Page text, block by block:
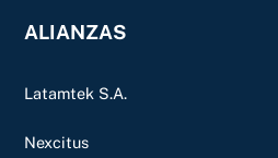
ALIANZAS
Latamtek S.A.
Nexcitus